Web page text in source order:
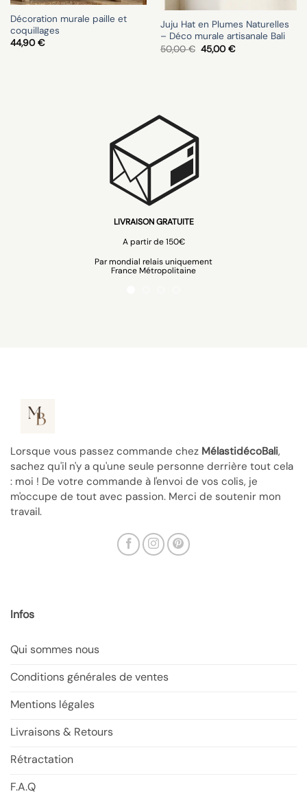
Décoration murale paille et
coquillages
44,90€
Juju Hat en Plumes Naturelles
– Déco murale artisanale Bali
50,00€ Le
prix
45,00€Le
PAIEMENT SÉCURISÉ
VISA, Mastercard, Paypal
sachez qu'il n'y a qu'une seule personne derrière tout cela
: moi ! De votre commande à l'envoi de vos colis, je
m'occupe de tout avec passion. Merci de soutenir mon
travail.
Conditions générales de ventes
Mentions légales
Livraisons & Retours
Rétractation
F.A.Q